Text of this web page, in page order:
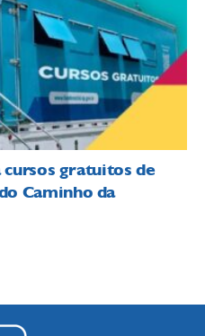
cursos gratuitos de
Caminho da